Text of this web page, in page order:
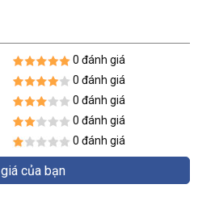
0 đánh giá
0 đánh giá
0 đánh giá
0 đánh giá
0 đánh giá
của bạn